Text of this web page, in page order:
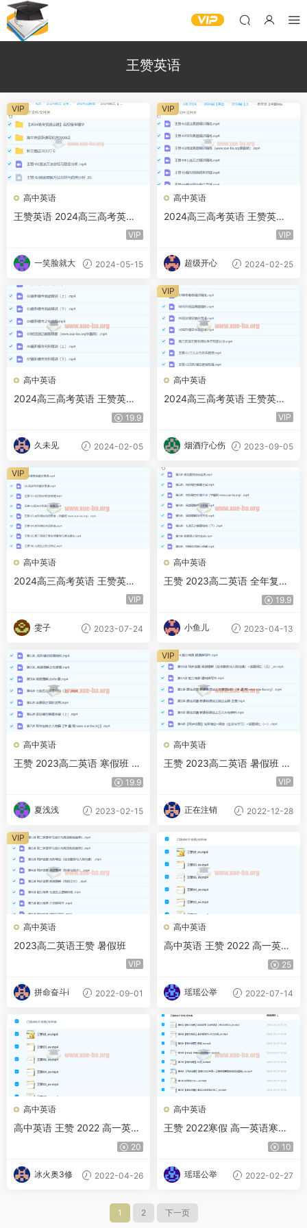
王赞英语
高中英语
王赞英语 2024高三高考英语
VIP
一笑脸就大 2024-05-15
VIP
高中英语
2024高三高考英语 王赞英语
VIP
超级开心 2024-02-25
VIP
高中英语
2024高三高考英语 王赞英语
19.9
久未见 2024-02-05
高中英语
2024高三高考英语 王赞英语
VIP
烟酒疗心伤 2023-09-05
VIP
高中英语
2024高三高考英语 王赞英语
VIP
雯子 2023-07-24
VIP
高中英语
王赞 2023高二英语 全年复习
暑秋寒春合集 百度云网盘下载
19.9
小鱼儿 2023-04-13
高中英语
王赞 2023高二英语 寒假班 百
19.9
夏浅浅 2023-02-15
高中英语
王赞 2023高二英语 暑假班 秋
VIP
正在注销 2022-12-28
VIP
高中英语
2023高二英语王赞 暑假班
VIP
拼命奋斗i 2022-09-01
VIP
高中英语
高中英语 王赞 2022 高一英语
系统 寒假班 春季班更新完结25
瑶瑶公举 2022-07-14
高中英语
高中英语 王赞 2022 高一英语
20
冰火奥3修 2022-04-26
高中英语
王赞 2022寒假 高一英语寒假
10
瑶瑶公举 2022-02-27
1 2 下一页